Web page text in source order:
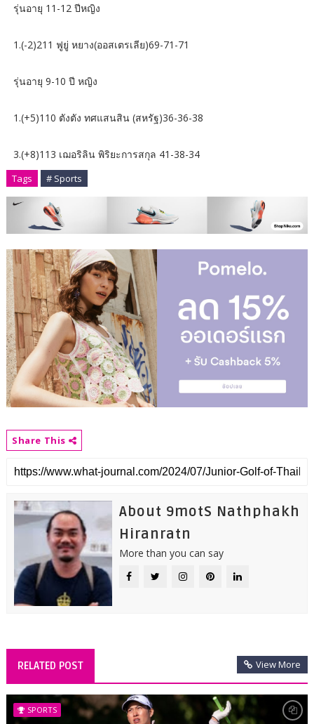
รุ่นอายุ 11-12 ปีหญิง
1.(-2)211 ฟูยู่ หยาง(ออสเตรเลีย)69-71-71
รุ่นอายุ 9-10 ปี หญิง
1.(+5)110 ตังตัง ทศแสนสิน (สหรัฐ)36-36-38
3.(+8)113 เฌอริลิน พิริยะการสกุล 41-38-34
Tags # Sports
Share This
About 9motS Nathphakh
Hiranratn
More than you can say
RELATED POST View More
SPORTS